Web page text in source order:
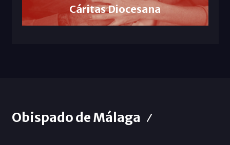
Cáritas Diocesana
Obispado de Málaga